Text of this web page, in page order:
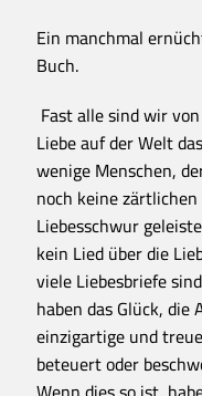
Ein manchmal
Buch.
Fast alle sind wir
Liebe auf der Welt
wenige Menschen,
noch keine
Liebesschwur
kein Lied über die
viele Liebesbriefe
haben das Glück,
einzigartige und
beteuert oder